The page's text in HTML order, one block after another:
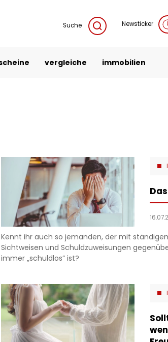
Suche Newsticker
vergleiche immobilien
Kennt ihr auch so jemanden, der mit
Sichtweisen und Schuldzuweisungen
immer „schuldlos” ist?